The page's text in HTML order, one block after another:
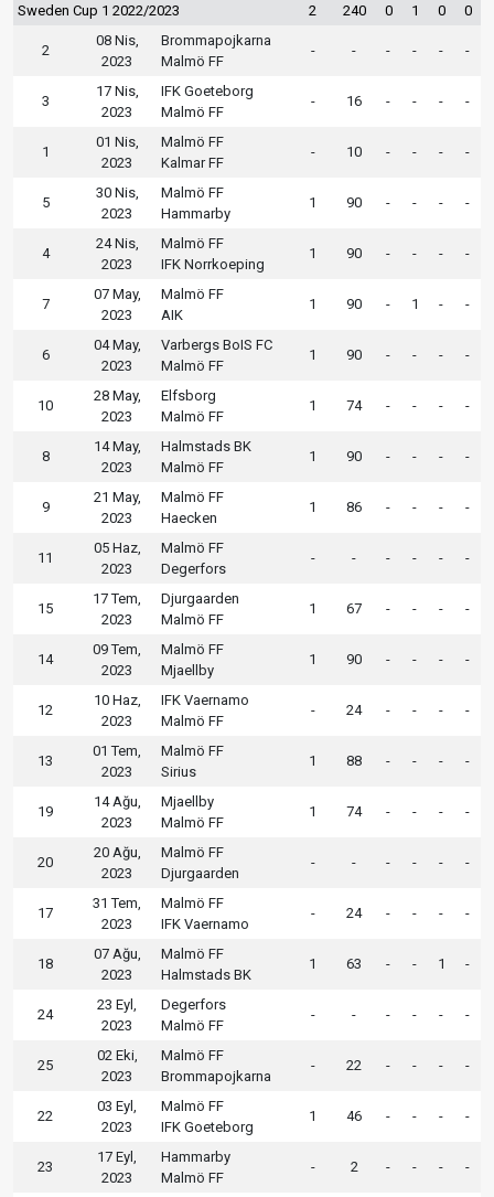
Sweden Cup 1 2022/2023 2 240 0 1 0 0
2
08 Nis,
2023
Brommapojkarna
Malmö FF
- - - - - -
3
17 Nis,
2023
IFK Goeteborg
Malmö FF
- 16 - - - -
1
01 Nis,
2023
Malmö FF
Kalmar FF
- 10 - - - -
5
30 Nis,
2023
Malmö FF
Hammarby
1 90 - - - -
4
24 Nis,
2023
Malmö FF
IFK Norrkoeping
1 90 - - - -
7
07 May,
2023
Malmö FF
AIK
1 90 - 1 - -
6
04 May,
2023
Varbergs BoIS FC
Malmö FF
1 90 - - - -
10
28 May,
2023
Elfsborg
Malmö FF
1 74 - - - -
8
14 May,
2023
Halmstads BK
Malmö FF
1 90 - - - -
9
21 May,
2023
Malmö FF
Haecken
1 86 - - - -
11
05 Haz,
2023
Malmö FF
Degerfors
- - - - - -
15
17 Tem,
2023
Djurgaarden
Malmö FF
1 67 - - - -
14
09 Tem,
2023
Malmö FF
Mjaellby
1 90 - - - -
12
10 Haz,
2023
IFK Vaernamo
Malmö FF
- 24 - - - -
13
01 Tem,
2023
Malmö FF
Sirius
1 88 - - - -
19
14 Ağu,
2023
Mjaellby
Malmö FF
1 74 - - - -
20
20 Ağu,
2023
Malmö FF
Djurgaarden
- - - - - -
17
31 Tem,
2023
Malmö FF
IFK Vaernamo
- 24 - - - -
18
07 Ağu,
2023
Malmö FF
Halmstads BK
1 63 - - 1 -
24
23 Eyl,
2023
Degerfors
Malmö FF
- - - - - -
25
02 Eki,
2023
Malmö FF
Brommapojkarna
- 22 - - - -
22
03 Eyl,
2023
Malmö FF
IFK Goeteborg
1 46 - - - -
23
17 Eyl,
2023
Hammarby
Malmö FF
- 2 - - - -